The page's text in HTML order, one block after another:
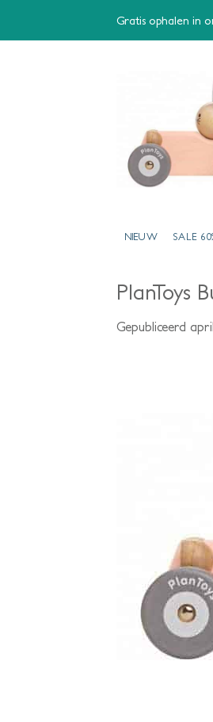
Gratis ophalen in
NIEUW SALE
PlanToys
Gepubliceerd